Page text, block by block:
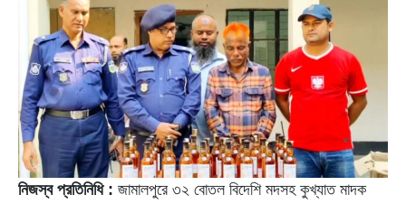
নিজস্ব প্রতিনিধি : জামালপুরে ৩২ বোতল বিদেশি মদসহ কুখ্যাত মাদক